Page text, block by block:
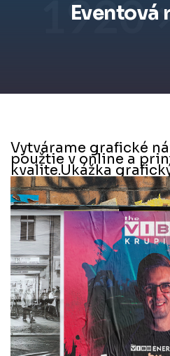
Eventová
Vytvárame grafické
použtie v online a
kvalite.Ukážka